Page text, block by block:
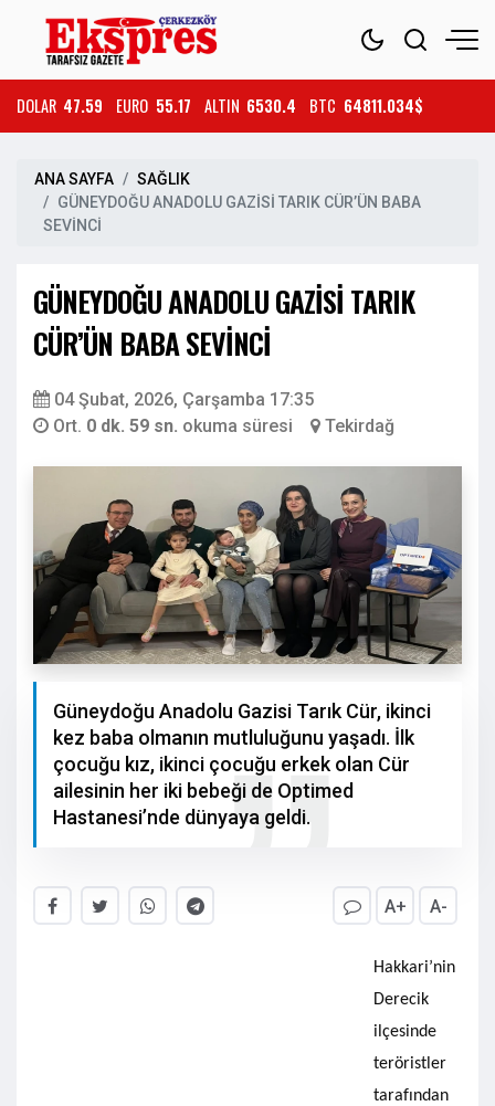
DOLAR 47.59 EURO 55.17 ALTIN 6530.4 BTC 64811.034$
ANA SAYFA
SAĞLIK
GÜNEYDOĞU ANADOLU GAZİSİ TARIK CÜR’ÜN BABA
SEVİNCİ
GÜNEYDOĞU ANADOLU GAZİSİ TARIK
CÜR’ÜN BABA SEVİNCİ
04 Şubat, 2026, Çarşamba 17:35
Ort. 0 dk. 59 sn. okuma süresi Tekirdağ
Güneydoğu Anadolu Gazisi Tarık Cür, ikinci
kez baba olmanın mutluluğunu yaşadı. İlk
çocuğu kız, ikinci çocuğu erkek olan Cür
ailesinin her iki bebeği de Optimed
Hastanesi’nde dünyaya geldi.
A+ A-
Hakkari’nin
Derecik
ilçesinde
teröristler
tarafından